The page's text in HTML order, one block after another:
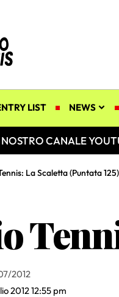
LIST NEWS
CANALE
La Scaletta (Puntata 125)
2012 12:55 pm
2012